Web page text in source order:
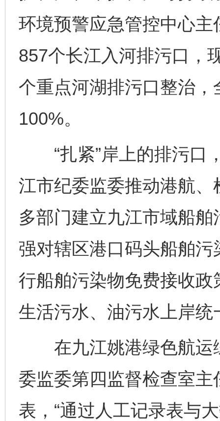
环境预警应急管控中心
857个长江入河排污口，
个重点河湖排污口整治
100%。
“扎紧”岸上的排污口
江市纪委监委推动港航
多部门建立九江市域船
强对辖区港口码头船舶
行船舶污染物免费接收
生活污水、油污水上岸统
在九江姚港绿色航运
委监委第四监督检查室
表，“通过人工记录表与